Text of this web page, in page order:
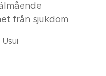
från sjukdom